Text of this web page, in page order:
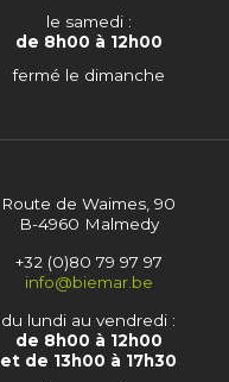
le samedi :
de 8h00 à 12h00
fermé le dimanche
Route de Waimes, 90
B-4960 Malmedy
+32 (0)80 79 97 97
info@biemar.be
du lundi au vendredi :
de 8h00 à 12h00
et de 13h00 à 17h30